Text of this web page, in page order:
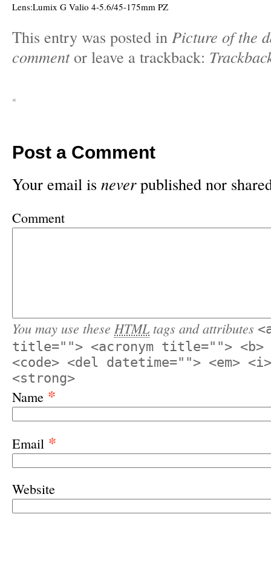
Lens:Lumix G Valio 4-5.6/45-175mm PZ
This entry was posted in Picture of the
commentor leave a trackback:
«
Post a Comment
Your email is neverpublished nor
Comment
You may use these HTMLtags and attributes
title=""> <acronym title=""> <b>
<code> <del datetime=""> <em>
<strong>
Name *
Email *
Website